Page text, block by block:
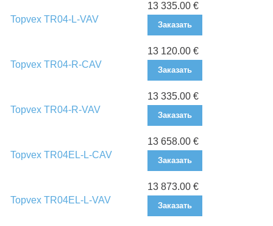
Topvex TR04-L-VAV
13 335.00 €
Заказать
Topvex TR04-R-CAV
13 120.00 €
Заказать
Topvex TR04-R-VAV
13 335.00 €
Заказать
Topvex TR04EL-L-CAV
13 658.00 €
Заказать
Topvex TR04EL-L-VAV
13 873.00 €
Заказать